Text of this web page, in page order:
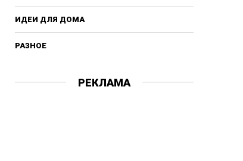
ИДЕИ ДЛЯ ДОМА
РАЗНОЕ
РЕКЛАМА